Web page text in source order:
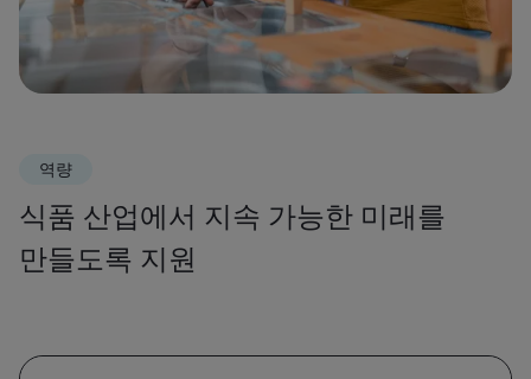
역량
식품 산업에서 지속 가능한 미래를
만들도록 지원